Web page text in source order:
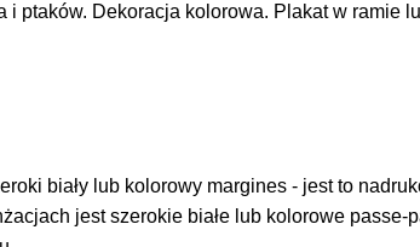
ptaków. Dekoracja kolorowa. Plakat w ramie
biały lub kolorowy margines - jest to
jest szerokie białe lub kolorowe passe-